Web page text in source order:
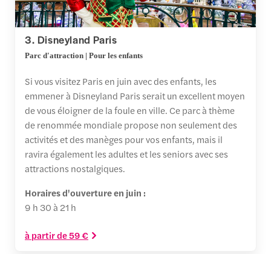
3. Disneyland Paris
Parc d'attraction | Pour les enfants
Si vous visitez Paris en juin avec des enfants, les
emmener à Disneyland Paris serait un excellent moyen
de vous éloigner de la foule en ville. Ce parc à thème
de renommée mondiale propose non seulement des
activités et des manèges pour vos enfants, mais il
ravira également les adultes et les seniors avec ses
attractions nostalgiques.
Horaires d'ouverture en juin :
9 h 30 à 21 h
à partir de 59 €